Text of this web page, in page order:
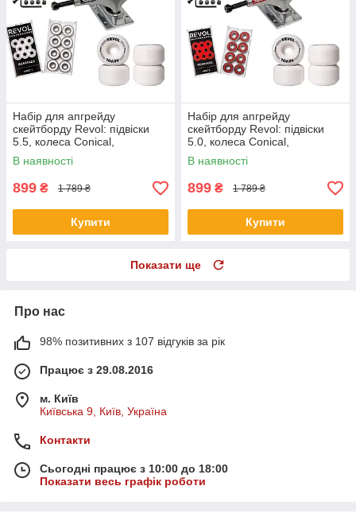
Набір для апгрейду
скейтборду Revol: підвіски
5.5, колеса Conical,
підшипники ABEC 7, болти
В наявності
899 ₴ 1 789 ₴
Купити
Набір для апгрейду
скейтборду Revol: підвіски
5.0, колеса Conical,
підшипники ABEC 5, болти
В наявності
899 ₴ 1 789 ₴
Купити
Показати ще
Про нас
98% позитивних з 107 відгуків за рік
Працює з 29.08.2016
м. Київ
Київська 9, Київ, Україна
Контакти
Сьогодні працює з 10:00 до 18:00
Показати весь графік роботи